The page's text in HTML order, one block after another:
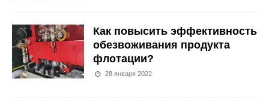
Как повысить эффективность
обезвоживания продукта
флотации?
28 января 2022